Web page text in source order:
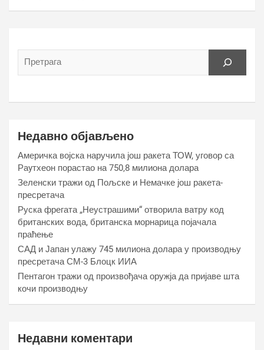
Недавно објављено
Америчка војска наручила још ракета ТОW, уговор са
Раyтхеон порастао на 750,8 милиона долара
Зеленски тражи од Пољске и Немачке још ракета-
пресретача
Руска фрегата „Неустрашими“ отворила ватру код
британских вода, британска морнарица појачала
праћење
САД и Јапан улажу 745 милиона долара у производњу
пресретача СМ-3 Блоцк ИИА
Пентагон тражи од произвођача оружја да пријаве шта
кочи производњу
Недавни коментари